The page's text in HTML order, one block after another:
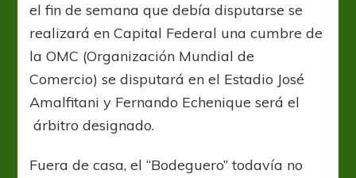
el fin de semana que debía disputarse se
realizará en Capital Federal una cumbre de
la OMC (Organización Mundial de
Comercio) se disputará en el Estadio José
Amalfitani y Fernando Echenique será el
árbitro designado.
Fuera de casa, el “Bodeguero” todavía no